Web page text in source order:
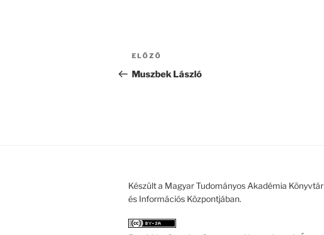
Bejegyzés
navigáció
Korábbi
bejegyzés
ELŐZŐ
Muszbek László
Készült a Magyar Tudományos Akadémia Könyvtár
és Információs Központjában.